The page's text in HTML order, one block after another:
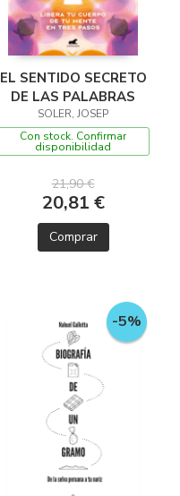
EL SENTIDO SECRETO
DE LAS PALABRAS
SOLER, JOSEP
Con stock. Confirmar
disponibilidad
21,90 €
20,81 €
Comprar
-5%